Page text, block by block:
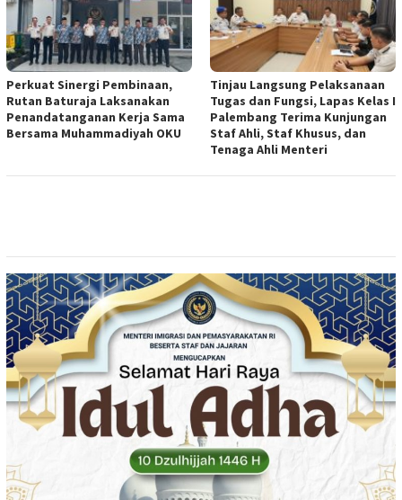
Perkuat Sinergi Pembinaan,
Rutan Baturaja Laksanakan
Penandatanganan Kerja Sama
Bersama Muhammadiyah OKU
Tinjau Langsung Pelaksanaan
Tugas dan Fungsi, Lapas Kelas I
Palembang Terima Kunjungan
Staf Ahli, Staf Khusus, dan
Tenaga Ahli Menteri